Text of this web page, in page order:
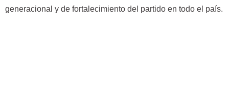
generacional y de fortalecimiento del partido en todo el país.